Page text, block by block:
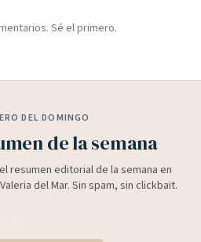
Sé el primero.
DEL DOMINGO
de la semana
resumen editorial de la semana en
del Mar. Sin spam, sin clickbait.